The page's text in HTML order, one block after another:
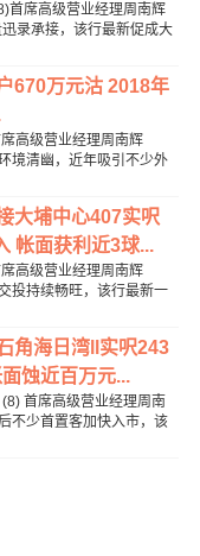
首席高级营业经理周南辉
录承接，该行最新促成大
670万元沽 2018年
高级营业经理周南辉
境清幽，近年吸引不少外
大埔中心407实呎
帐面获利近3球...
高级营业经理周南辉
投持续畅旺，该行最新一
角海日湾ll实呎243
蚀近百万元...
首席高级营业经理周南
不少首置客加快入市，该